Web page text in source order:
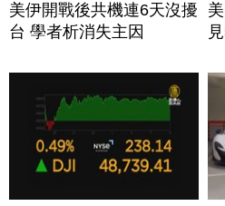
美伊開戰後共機連6天沒擾
台 學者析消失主因